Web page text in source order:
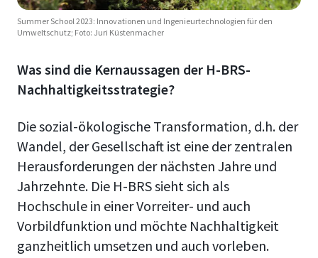
Summer School 2023: Innovationen und Ingenieurtechnologien für den
Umweltschutz; Foto: Juri Küstenmacher
Was sind die Kernaussagen der H-BRS-
Nachhaltigkeitsstrategie?
Die sozial-ökologische Transformation, d.h. der
Wandel, der Gesellschaft ist eine der zentralen
Herausforderungen der nächsten Jahre und
Jahrzehnte. Die H-BRS sieht sich als
Hochschule in einer Vorreiter- und auch
Vorbildfunktion und möchte Nachhaltigkeit
ganzheitlich umsetzen und auch vorleben.